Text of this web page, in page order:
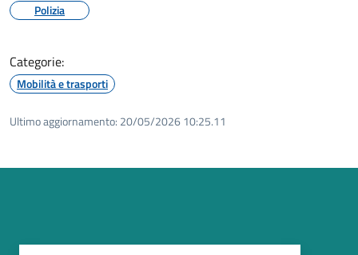
Polizia
Categorie:
Mobilità e trasporti
Ultimo aggiornamento: 20/05/2026 10:25.11